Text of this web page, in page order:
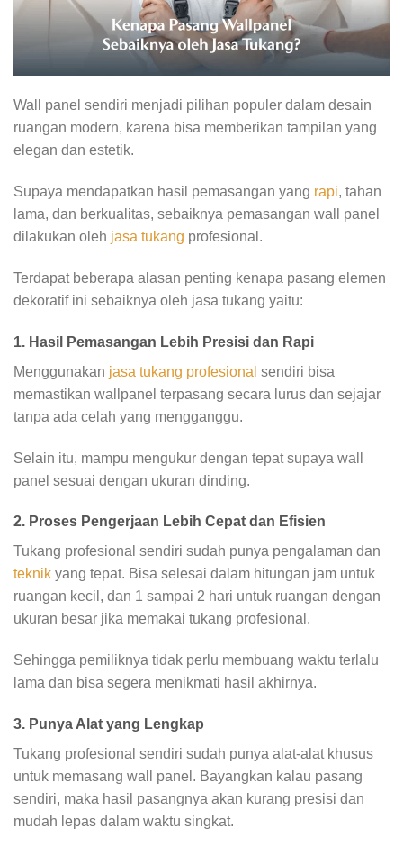
Wall panel sendiri menjadi pilihan populer dalam desain
ruangan modern, karena bisa memberikan tampilan yang
elegan dan estetik.
Supaya mendapatkan hasil pemasangan yang rapi, tahan
lama, dan berkualitas, sebaiknya pemasangan wall panel
dilakukan oleh jasa tukang profesional.
Terdapat beberapa alasan penting kenapa pasang elemen
dekoratif ini sebaiknya oleh jasa tukang yaitu:
1. Hasil Pemasangan Lebih Presisi dan Rapi
Menggunakan jasa tukang profesional sendiri bisa
memastikan wallpanel terpasang secara lurus dan sejajar
tanpa ada celah yang mengganggu.
Selain itu, mampu mengukur dengan tepat supaya wall
panel sesuai dengan ukuran dinding.
2. Proses Pengerjaan Lebih Cepat dan Efisien
Tukang profesional sendiri sudah punya pengalaman dan
teknik yang tepat. Bisa selesai dalam hitungan jam untuk
ruangan kecil, dan 1 sampai 2 hari untuk ruangan dengan
ukuran besar jika memakai tukang profesional.
Sehingga pemiliknya tidak perlu membuang waktu terlalu
lama dan bisa segera menikmati hasil akhirnya.
3. Punya Alat yang Lengkap
Tukang profesional sendiri sudah punya alat-alat khusus
untuk memasang wall panel. Bayangkan kalau pasang
sendiri, maka hasil pasangnya akan kurang presisi dan
mudah lepas dalam waktu singkat.